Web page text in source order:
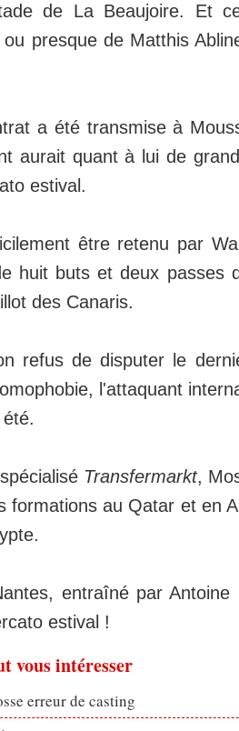
de La Beaujoire. Et
presque de Matthis
a été transmise à
aurait quant à lui de
estival.
être retenu par
huit buts et deux passes
des Canaris.
refus de disputer le
l'attaquant
Transfermarkt,
formations au Qatar et en
entraîné par Antoine
estival !
vous intéresser
erreur de casting